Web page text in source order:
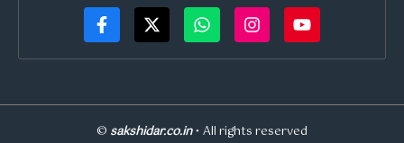
© sakshidar.co.in• All rights reserved